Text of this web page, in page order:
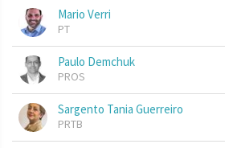
Mario Verri
PT
Paulo Demchuk
PROS
Sargento Tania Guerreiro
PRTB